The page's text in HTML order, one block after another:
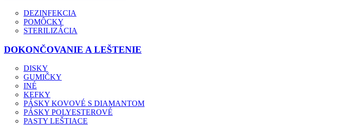
DEZINFEKCIA
POMÔCKY
STERILIZÁCIA
DOKONČOVANIE A LEŠTENIE
DISKY
GUMIČKY
INÉ
KEFKY
PÁSKY KOVOVÉ S DIAMANTOM
PÁSKY POLYESTEROVÉ
PASTY LEŠTIACE